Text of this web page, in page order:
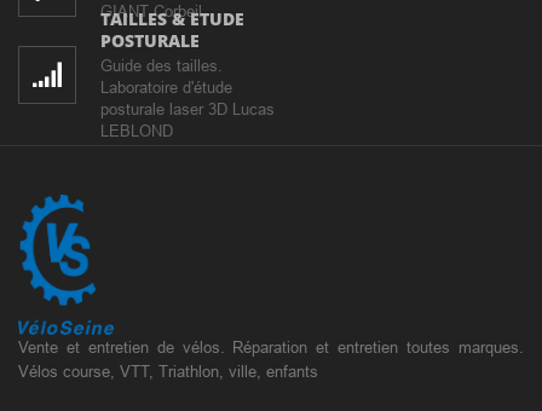
GIANT Corbeil
TAILLES & ETUDE
POSTURALE
Guide des tailles.
Laboratoire d'étude
posturale laser 3D Lucas
LEBLOND
Vente et entretien de vélos. Réparation et entretien toutes marques.
Vélos course, VTT, Triathlon, ville, enfants